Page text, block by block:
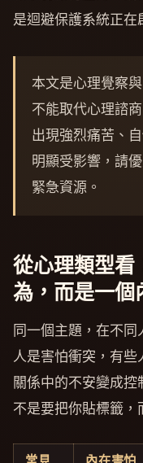
是迴避保護系統正在
本文是心理覺察
不能取代心理諮
出現強烈痛苦、
明顯受影響，請
緊急資源。
從心理類型看
為，而是一個
同一個主題，在不
人是害怕衝突，有
關係中的不安變成
不是要把你貼標籤，
常見 內在害怕